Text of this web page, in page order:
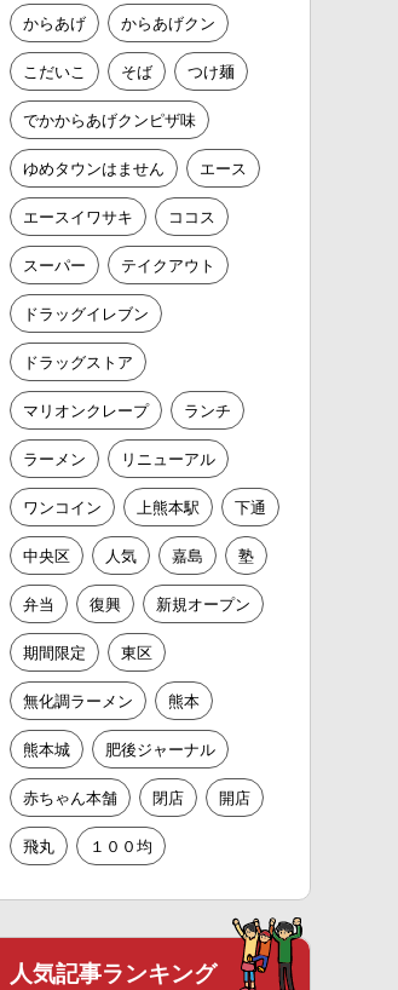
からあげ からあげクン
こだいこ そば つけ麺
でかからあげクンピザ味
ゆめタウンはません エース
エースイワサキ ココス
スーパー テイクアウト
ドラッグイレブン
ドラッグストア
マリオンクレープ ランチ
ラーメン リニューアル
ワンコイン 上熊本駅 下通
中央区 人気 嘉島 塾
弁当 復興 新規オープン
期間限定 東区
無化調ラーメン 熊本
熊本城 肥後ジャーナル
赤ちゃん本舗 閉店 開店
飛丸 １００均
人気記事ランキング